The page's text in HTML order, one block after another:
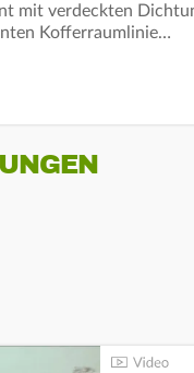
mit verdeckten
Kofferraumlinie…